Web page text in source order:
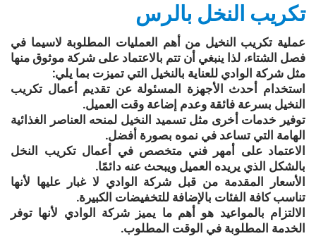
تكريب النخل بالرس
عملية تكريب النخيل من أهم العمليات المطلوبة لاسيما في
فصل الشتاء، لذا ينبغي أن تتم بالاعتماد على شركة موثوق منها
مثل شركة الوادي للعناية بالنخيل التي تميزت بما يلي:
استخدام أحدث الأجهزة المسئولة عن تقديم أعمال تكريب
النخيل بسرعة فائقة وعدم إضاعة وقت العميل.
توفير خدمات أخرى مثل تسميد النخيل لمنحه العناصر الغذائية
الهامة التي تساعد في نموه بصورة أفضل.
الاعتماد على أمهر فني متخصص في أعمال تكريب النخل
بالشكل الذي يريده العميل ويبحث عنه دائمًا.
الأسعار المقدمة من قبل شركة الوادي لا غبار عليها لأنها
تناسب كافة الفئات بالإضافة للتخفيضات الكبيرة.
الالتزام بالمواعيد هو أهم ما يميز شركة الوادي لأنها توفر
الخدمة المطلوبة في الوقت المطلوب.